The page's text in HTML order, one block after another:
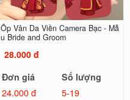
Ốp Vân Da Viền Camera Bạc - Mẫ
u Bride and Groom
28.000 đ
Đơn giá
Số lượng
24.000 đ
5-19